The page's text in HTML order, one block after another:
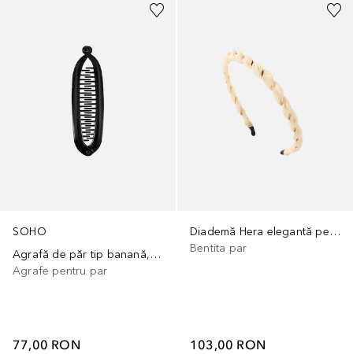
SOHO
Agrafă de păr tip banană, slim
Agrafe pentru par
77,00 RON
Diademă Hera elegantă pentru păr
Bentita par
103,00 RON